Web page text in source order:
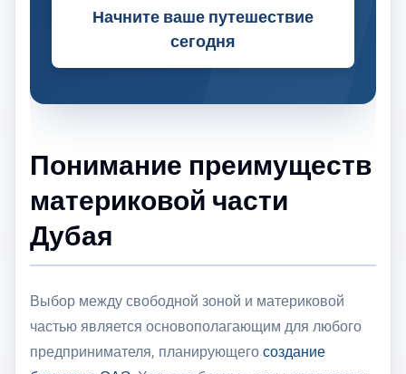
Начните ваше путешествие
сегодня
Понимание преимуществ
материковой части
Дубая
Выбор между свободной зоной и материковой
частью является основополагающим для любого
предпринимателя, планирующегосоздание